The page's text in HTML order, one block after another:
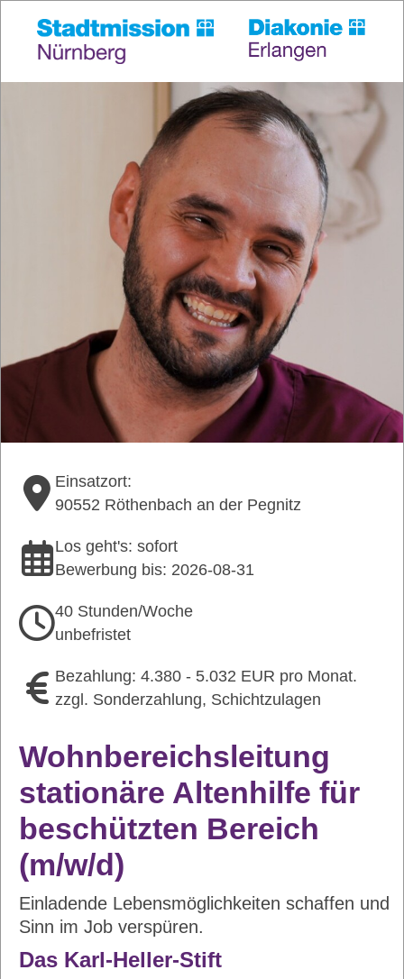
Einsatzort:
90552 Röthenbach an der Pegnitz
Los geht's: sofort
Bewerbung bis: 2026-08-31
40 Stunden/Woche
unbefristet
Bezahlung: 4.380 - 5.032 EUR pro Monat.
zzgl. Sonderzahlung, Schichtzulagen
Wohnbereichsleitung
stationäre Altenhilfe für
beschützten Bereich
(m/w/d)
Einladende Lebensmöglichkeiten schaffen und
Sinn im Job verspüren.
Das Karl-Heller-Stift